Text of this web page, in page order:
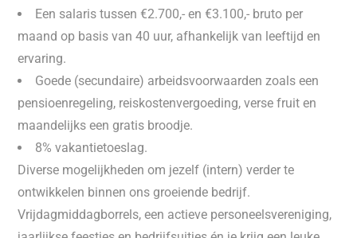
Een salaris tussen €2.700,- en €3.100,- bruto per
maand op basis van 40 uur, afhankelijk van leeftijd en
ervaring.
Goede (secundaire) arbeidsvoorwaarden zoals een
pensioenregeling, reiskostenvergoeding, verse fruit en
maandelijks een gratis broodje.
8% vakantietoeslag.
Diverse mogelijkheden om jezelf (intern) verder te
ontwikkelen binnen ons groeiende bedrijf.
Vrijdagmiddagborrels, een actieve personeelsvereniging,